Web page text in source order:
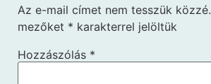
Az e-mail címet nem tesszük közzé.
mezőket * karakterrel jelöltük
Hozzászólás *